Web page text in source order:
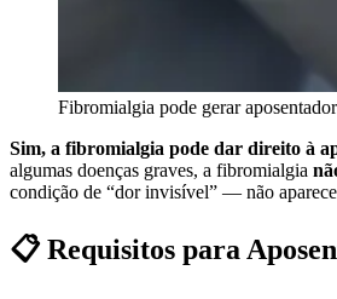
Fibromialgia pode gerar
Sim, a fibromialgia pode dar direito à
algumas doenças graves, a fibromialgia
condição de “dor invisível” — não
📋 Requisitos para